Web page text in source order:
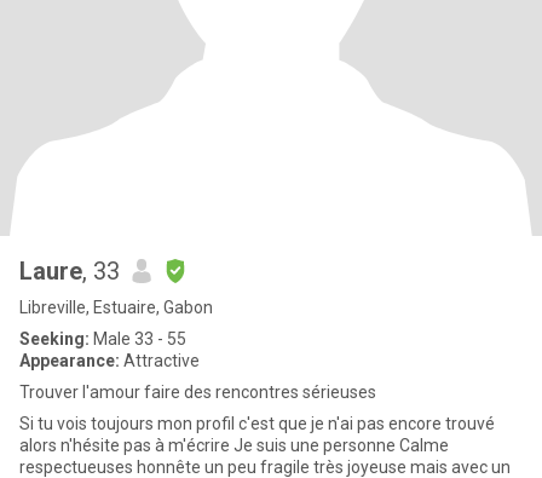
Laure, 33
Libreville, Estuaire, Gabon
Seeking: Male 33 - 55
Appearance: Attractive
Trouver l'amour faire des rencontres sérieuses
Si tu vois toujours mon profil c'est que je n'ai pas encore trouvé
alors n'hésite pas à m'écrire Je suis une personne Calme
respectueuses honnête un peu fragile très joyeuse mais avec un